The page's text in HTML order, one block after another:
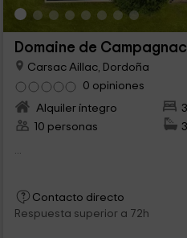
Domaine de
Carsac Aillac, Dordoña
0 opiniones
Alquiler íntegro
10 personas
...
Contacto directo
Respuesta superior a 72h